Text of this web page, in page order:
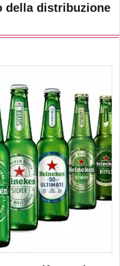
della distribuzione